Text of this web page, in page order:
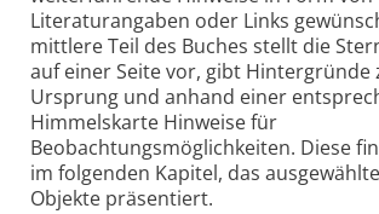
Literaturangaben oder Links
mittlere Teil des Buches stellt die
auf einer Seite vor, gibt Hintergründe
Ursprung und anhand einer
Himmelskarte Hinweise für
Beobachtungsmöglichkeiten. Diese
im folgenden Kapitel, das
Objekte präsentiert.